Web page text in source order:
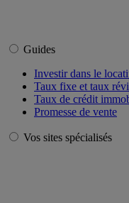
Guides
Investir dans le
Taux fixe et taux
Taux de crédit
Promesse de vente
Vos sites spécialisés